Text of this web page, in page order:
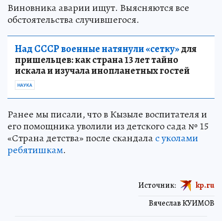
Виновника аварии ищут. Выясняются все
обстоятельства случившегося.
Над СССР военные натянули «сетку»для
пришельцев: как страна 13 лет тайно
искала и изучала инопланетных гостей
НАУКА
Ранее мы писали, что в Кызыле воспитателя и
его помощника уволили из детского сада № 15
«Страна детства» после скандалас уколами
ребятишкам.
Вячеслав КУИМОВ
Источник: kp.ru